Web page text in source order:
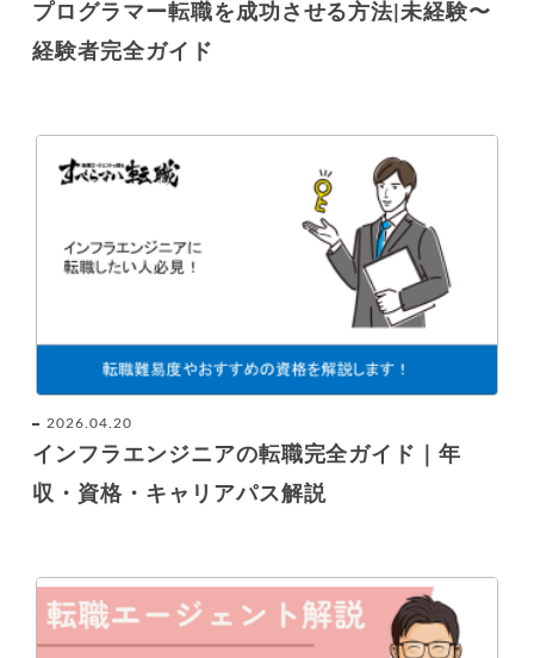
プログラマー転職を成功させる方法|未経験〜
経験者完全ガイド
2026.04.20
インフラエンジニアの転職完全ガイド｜年
収・資格・キャリアパス解説